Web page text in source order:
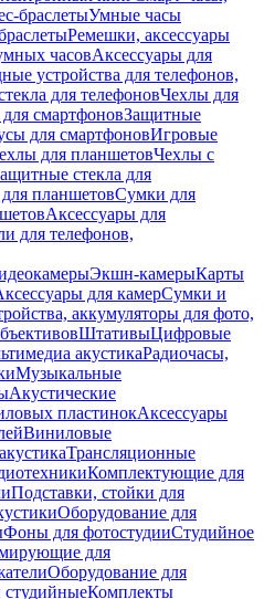
браслетыУмные часы
Ремешки, аксессуары
часовАксессуары для
устройства для телефонов,
для телефоновЧехлы для
смартфоновЗащитные
для смартфоновИгровые
для планшетовЧехлы с
стекла для
планшетовСумки для
Аксессуары для
для телефонов,
Экшн-камерыКарты
для камерСумки и
аккумуляторы для фото,
ШтативыЦифровые
акустикаРадиочасы,
Музыкальные
Акустические
пластинокАксессуары
Виниловые
Трансляционные
Комплектующие для
Подставки, стойки для
Оборудование для
Фоны для фотостудииСтудийное
для
Оборудование для
Комплекты